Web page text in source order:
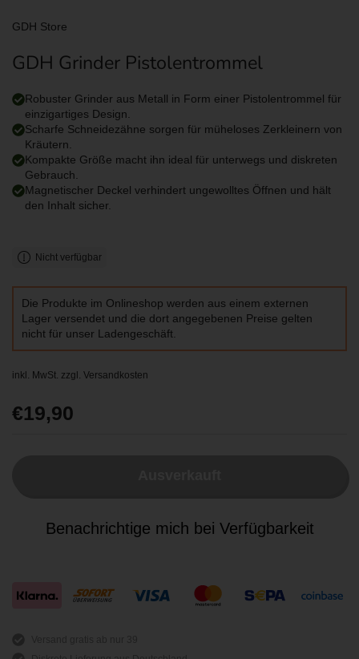
GDH Store
GDH Grinder Pistolentrommel
Robuster Grinder aus Metall in Form einer Pistolentrommel für
einzigartiges Design.
Scharfe Schneidezähne sorgen für müheloses Zerkleinern von
Kräutern.
Kompakte Größe macht ihn ideal für unterwegs und diskreten
Gebrauch.
Magnetischer Deckel verhindert ungewolltes Öffnen und hält
den Inhalt sicher.
Nicht verfügbar
Die Produkte im Onlineshop werden aus einem externen
Lager versendet und die dort angegebenen Preise gelten
nicht für unser Ladengeschäft.
inkl. MwSt. zzgl. Versandkosten
Regulärer Preis
€19,90
Benachrichtige mich bei Verfügbarkeit